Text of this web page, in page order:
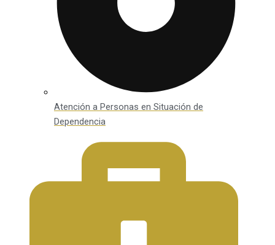
Atención a Personas en Situación de
Dependencia